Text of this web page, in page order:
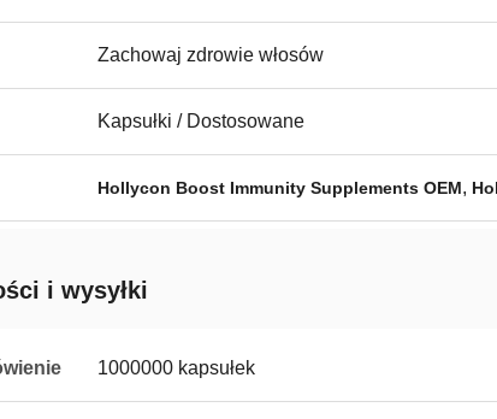
Zachowaj zdrowie włosów
Kapsułki / Dostosowane
Hollycon Boost Immunity Supplements OEM,
i wysyłki
1000000 kapsułek